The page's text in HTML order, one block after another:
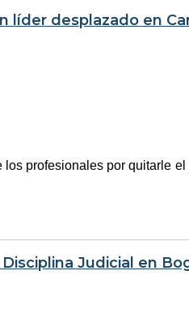
líder desplazado en
profesionales por quitarle el
Judicial en